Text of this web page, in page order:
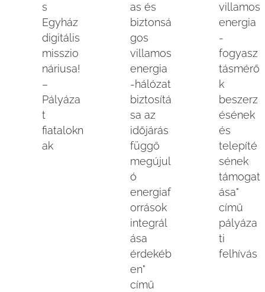
s
Egyház
digitális
misszio
náriusa!
–
Pályáza
t
fiatalokn
ak
as és
biztonsá
gos
villamos
energia
-hálózat
biztosítá
sa az
időjárás
függő
megújul
ó
energiaf
orrások
integrál
ása
érdekéb
en"
című
villamos
energia
-
fogyasz
tásmérő
k
beszerz
ésének
és
telepíté
sének
támogat
ása"
című
pályáza
ti
felhívás